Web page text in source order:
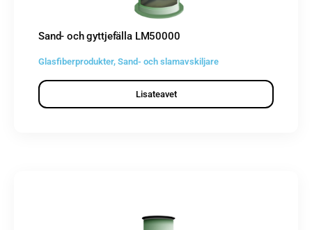
Sand- och gyttjefälla LM50000
Glasfiberprodukter, Sand- och slamavskiljare
Lisateavet